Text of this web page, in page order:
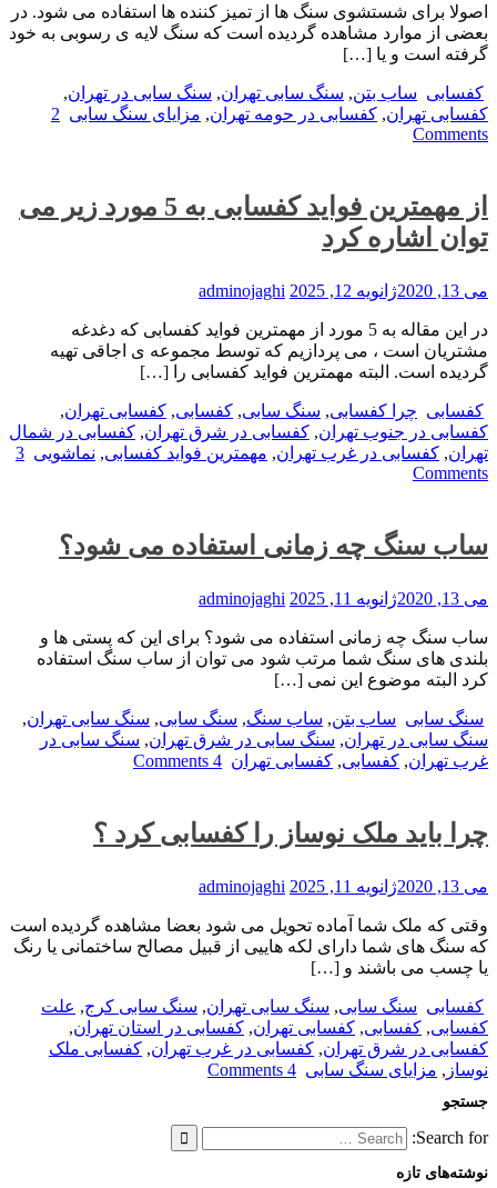
اصولا برای شستشوی سنگ ها از تمیز کننده ها استفاده می شود. در
بعضی از موارد مشاهده گردیده است که سنگ لایه ی رسوبی به خود
گرفته است و یا […]
کفسابی ساب بتن, سنگ سابی تهران, سنگ سابی در تهران,
کفسابی تهران, کفسابی در حومه تهران, مزایای سنگ سابی 2
Comments
از مهمترین فواید کفسابی به 5 مورد زیر می
توان اشاره کرد
می 13, 2020 ژانویه 12, 2025 adminojaghi
در این مقاله به 5 مورد از مهمترین فواید کفسابی که دغدغه
مشتریان است ، می پردازیم که توسط مجموعه ی اجاقی تهیه
گردیده است. البته مهمترین فواید کفسابی را […]
کفسابی چرا کفسابی, سنگ سابی, کفسابی, کفسابی تهران,
کفسابی در جنوب تهران, کفسابی در شرق تهران, کفسابی در شمال
تهران, کفسابی در غرب تهران, مهمترین فواید کفسابی, نماشویی 3
Comments
ساب سنگ چه زمانی استفاده می شود؟
می 13, 2020 ژانویه 11, 2025 adminojaghi
ساب سنگ چه زمانی استفاده می شود؟ برای این که پستی ها و
بلندی های سنگ شما مرتب شود می توان از ساب سنگ استفاده
کرد البته موضوع این نمی […]
سنگ سابی ساب بتن, ساب سنگ, سنگ سابی, سنگ سابی تهران,
سنگ سابی در تهران, سنگ سابی در شرق تهران, سنگ سابی در
غرب تهران, کفسابی, کفسابی تهران 4 Comments
چرا باید ملک نوساز را کفسابی کرد ؟
می 13, 2020 ژانویه 11, 2025 adminojaghi
وقتی که ملک شما آماده تحویل می شود بعضا مشاهده گردیده است
که سنگ های شما دارای لکه هاییی از قبیل مصالح ساختمانی یا رنگ
یا چسب می باشند و […]
کفسابی سنگ سابی, سنگ سابی تهران, سنگ سابی کرج, علت
کفسابی, کفسابی, کفسابی تهران, کفسابی در استان تهران,
کفسابی در شرق تهران, کفسابی در غرب تهران, کفسابی ملک
نوساز , مزایای سنگ سابی 4 Comments
جستجو
Search for:
نوشته‌های تازه